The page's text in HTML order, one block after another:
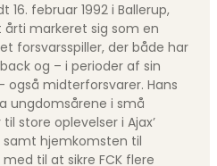
16. februar 1992 i Ballerup,
markeret sig som en
forsvarsspiller, der både har
og – i perioder af sin
også midterforsvarer. Hans
ungdomsårene i små
store oplevelser i Ajax’
hjemkomsten til
til at sikre FCK flere